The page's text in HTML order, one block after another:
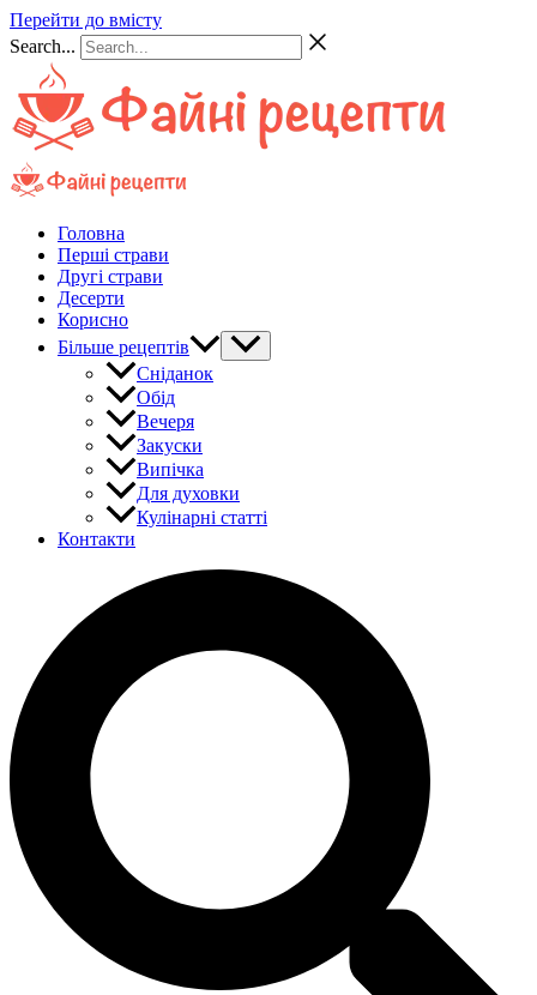
Перейти до вмісту
Search...
Головна
Перші страви
Другі страви
Десерти
Корисно
Більше рецептів
Сніданок
Обід
Вечеря
Закуски
Випічка
Для духовки
Кулінарні статті
Контакти